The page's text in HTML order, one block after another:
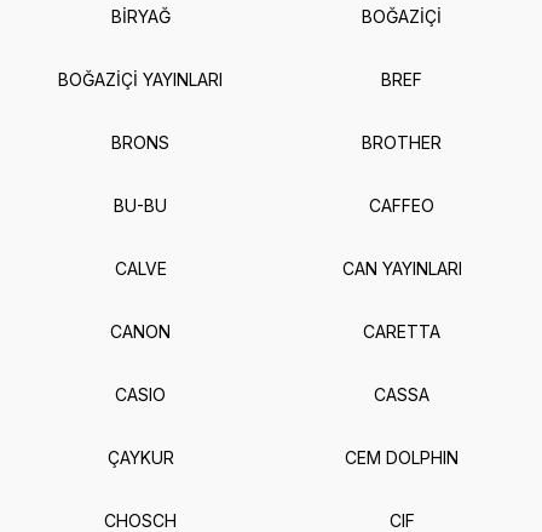
BİRYAĞ BOĞAZİÇİ
BOĞAZİÇİ YAYINLARI BREF
BRONS BROTHER
BU-BU CAFFEO
CALVE CAN YAYINLARI
CANON CARETTA
CASIO CASSA
ÇAYKUR CEM DOLPHIN
CHOSCH CIF